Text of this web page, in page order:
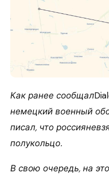
Как ранее сообщал
немецкий военный
писал, что
полукольцо.
В свою очередь, на